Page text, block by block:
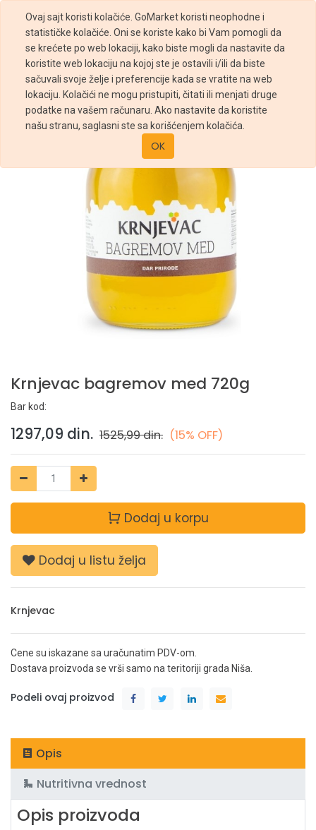
Ovaj sajt koristi kolačiće. GoMarket koristi neophodne i
statističke kolačiće. Oni se koriste kako bi Vam pomogli da
se krećete po web lokaciji, kako biste mogli da nastavite da
koristite web lokaciju na kojoj ste je ostavili i/ili da biste
sačuvali svoje želje i preferencije kada se vratite na web
lokaciju. Kolačići ne mogu pristupiti, čitati ili menjati druge
podatke na vašem računaru. Ako nastavite da koristite
našu stranu, saglasni ste sa korišćenjem kolačića.
OK
Prodavnica Krnjevac bagremov med 720g
Krnjevac bagremov med 720g
Bar kod:
1297,09 din. 1525,99din. (15% OFF)
Dodaj u korpu
Dodaj u listu želja
Krnjevac
Cene su iskazane sa uračunatim PDV-om.
Dostava proizvoda se vrši samo na teritoriji grada Niša.
Podeli ovaj proizvod
Opis
Nutritivna vrednost
Opis proizvoda